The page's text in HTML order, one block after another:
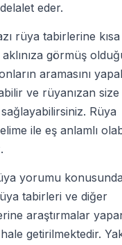
eder.
rüya tabirlerine kısa
görmüş
aramasını
ve rüyanızan size
Rüya
ile eş anlamlı
yorumu
tabirleri ve diğer
araştırmalar
getirilmektedir.